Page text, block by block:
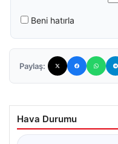
Beni hatırla
Paylaş:
Hava Durumu